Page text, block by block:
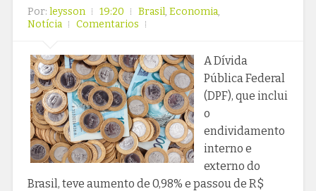
Por: leysson 19:20 Brasil, Economia,
Notícia
Comentarios
A Dívida
Pública Federal
(DPF), que inclui
o
endividamento
interno e
externo do
Brasil, teve aumento de 0,98% e passou de R$